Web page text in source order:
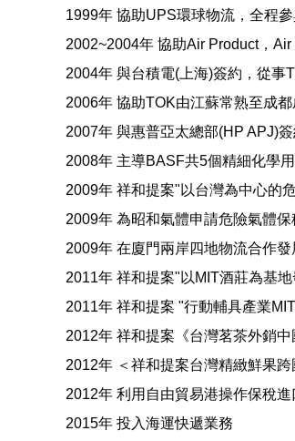
1999年 協助UPS環球物流，全程
2002~2004年 協助Air Product，
2004年 與台積電(上海)簽約，從事
2006年 協助TOK由江蘇常熟至成
2007年 與惠普亞太總部(HP APJ)
2008年 主導BASF共5個精細化學
2009年 祥和提案"以台灣為中心的
2009年 為昭和氣體申請危險氣體
2009年 在廈門兩岸四地物流合作
2011年 祥和提案"以MIT酒莊為基
2011年 祥和提案 "行動輔具產業
2012年 祥和提案《台灣茗茶外銷
2012年 ＜祥和提案台灣精緻鮮果
2012年 利用自由貿易港操作保稅
2015年 投入海運快遞業務